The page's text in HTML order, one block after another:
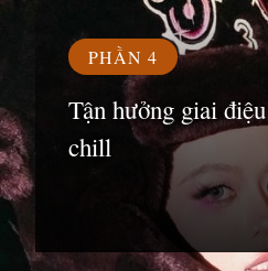
PHẦN 4
Tận hưởng giai
chill